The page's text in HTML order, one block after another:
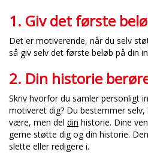
1. Giv det første
Det er motiverende, når du selv
så giv selv det første beløb på din
2. Din historie
Skriv hvorfor du samler personligt
motiveret dig? Du bestemmer
være, men del din historie. Dine
gerne støtte dig og din historie.
slette eller redigere i.